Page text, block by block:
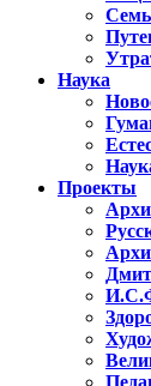
Наука
Проекты